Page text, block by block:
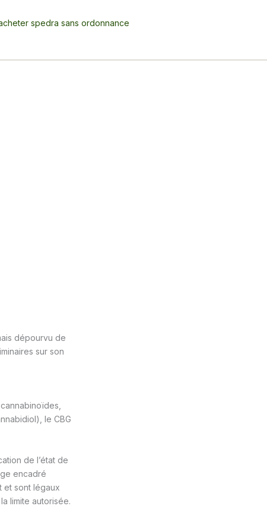
spedra sans ordonnance
dépourvu de
sur son
le CBG
de l’état de
encadré
et sont légaux
limite autorisée.